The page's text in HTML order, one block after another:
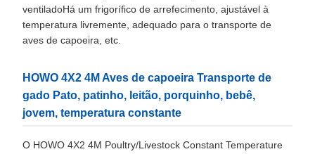
ventiladoHá um frigorífico de arrefecimento, ajustável à
temperatura livremente, adequado para o transporte de
aves de capoeira, etc.
HOWO 4X2 4M Aves de capoeira Transporte de
gado Pato, patinho, leitão, porquinho, bebê,
jovem, temperatura constante
O HOWO 4X2 4M Poultry/Livestock Constant Temperature